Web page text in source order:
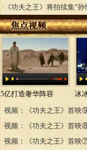
· 《功夫之王》将拍续集“
5亿打造奢华阵容
冰
·视频：《功夫之王》首映
·视频：《功夫之王》首映
·视频：《功夫之王》首映